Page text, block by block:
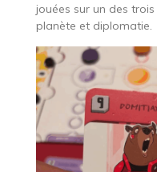
jouées sur un des
planète et diplomatie.